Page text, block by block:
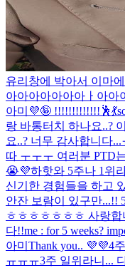
유리창에 박아서 이마
아아아아아아아ㅏ아아
아미💜🤪 !!!!!!!!!!!!!🕺💃
랑 바통터치 하나요..?
요..? 너무 감사합니다
따 ㅜㅜㅜ 여러분 PTD
😭💜하핫와 5주나 1위
신기한 경험들을 하고
안잔 보람이 있구만...!!
ㅎㅎㅎㅎㅎㅎㅎ 사랑
다!!me : for 5 weeks?
아미 Thank you.. 💜💜4
ㅠㅠㅠ3주 일위라니...